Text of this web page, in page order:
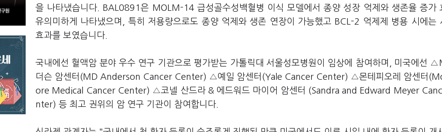
을 나타냈습니다. BAL0891은 MOLM-14 급성골수성백혈병 이식 모델에서 종양 성장 억제와 생존율 증가
유의미하게 나타냈으며, 특히 저용량으로도 종양 억제와 생존 연장이 가능했고 BCL-2 억제제 병용 시에는
효과를 보였습니다.
국내에선 혈액암 분야 우수 연구 기관으로 평가받는 가톨릭대 서울성모병원이 임상에 참여하며, 미국에선
더슨 암센터(MD Anderson Cancer Center) △예일 암센터(Yale Cancer Center) △몬테피오레 암센터
ore Medical Cancer Center) △코넬 산드라 & 에드워드 마이어 암센터 (Sandra and Edward Meyer
nter) 등 최고 권위의 암 연구 기관이 참여합니다.